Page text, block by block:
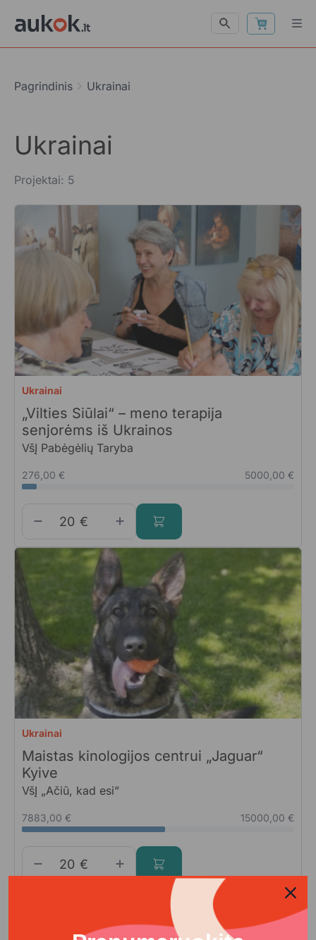
Pagrindinis Ukrainai
Ukrainai
Projektai: 5
Ukrainai
„Vilties Siūlai“ – meno terapija
senjorėms iš Ukrainos
VšĮ Pabėgėlių Taryba
276,00 € 5000,00 €
€
Ukrainai
Maistas kinologijos centrui „Jaguar“
Kyive
VšĮ „Ačiū, kad esi”
7883,00 € 15000,00 €
€